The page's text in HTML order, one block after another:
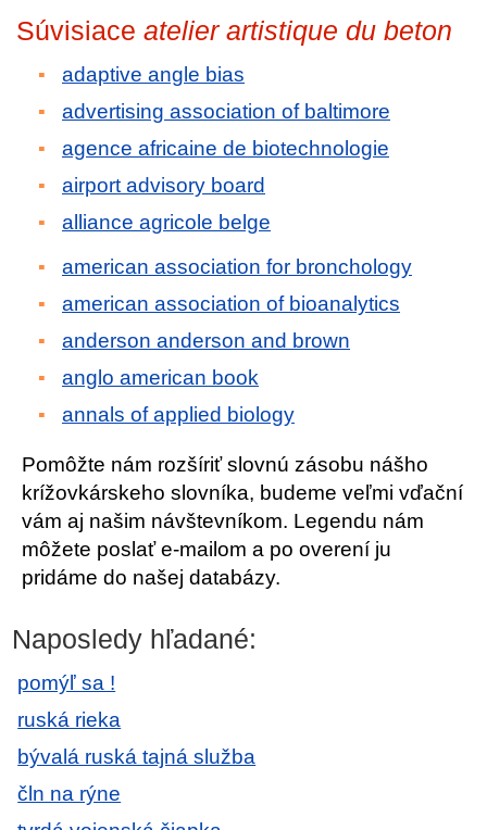
Súvisiace atelier artistique du beton
adaptive angle bias
advertising association of baltimore
agence africaine de biotechnologie
airport advisory board
alliance agricole belge
american association for bronchology
american association of bioanalytics
anderson anderson and brown
anglo american book
annals of applied biology
Pomôžte nám rozšíriť slovnú zásobu nášho
krížovkárskeho slovníka, budeme veľmi vďační
vám aj našim návštevníkom. Legendu nám
môžete poslať e-mailom a po overení ju
pridáme do našej databázy.
Naposledy hľadané:
pomýľ sa !
ruská rieka
bývalá ruská tajná služba
čln na rýne